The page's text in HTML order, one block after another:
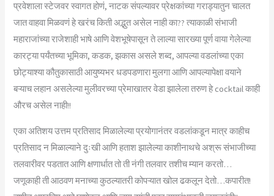
प्रवेशाला स्टेजवर स्वागत होणं, नाटक संपल्यावर प्रेक्षकांच्या गराड्यातुन चालत
जात वाहवा मिळवणं हे खरंच किती अद्भुत असेल नाही का?? त्याकाळी संभाजी
महाराजांच्या राजेशाही भाषे आणि वेशभूषेपासून ते लाल्या सारख्या पूर्ण वाया गेलेल्या
कारट्या पर्यंतच्या भूमिका, कडक, झकास असले शब्द, आपल्या वडलांच्या एका
छोट्याश्या कौतुकासाठी आयुष्यभर धडपडणारा मुलगा आणि आपल्यापेक्षा वयाने
बऱ्याच लहान असलेल्या मुलीवरच्या प्रेमाखातर वेडा झालेला तरुण हे cocktail काही
औरच असेल नाही!!
एका अतिशय उत्तम प्रतिसाद मिळालेल्या प्रयोगानंतर वडलांकडून मात्र काहीच
प्रतिसाद न मिळाल्याने दुःखी आणि हताश झालेल्या काशीनाथचे अश्रू संभाजीच्या
तलवारीवर पडतात आणि क्षणार्धात तो ती नंगी तलवार तशीच म्यान करतो…
जणूकाही ती आठवण मनाच्या कुठल्यातरी कोपऱ्यात खोल ढकलून देतो…कपारीत!